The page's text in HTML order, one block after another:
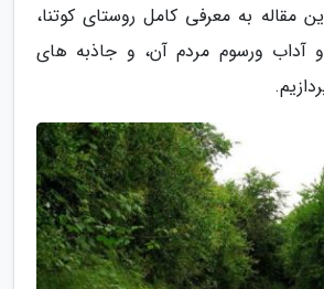
مقاله به معرفی کامل روستای کوتنا،
آداب ورسوم مردم آن، و جاذبه های